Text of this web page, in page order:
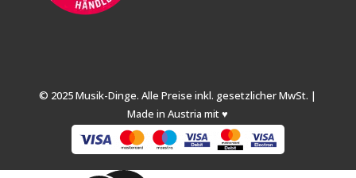
© 2025 Musik-Dinge. Alle Preise inkl. gesetzlicher MwSt. |
Made in Austria mit ♥